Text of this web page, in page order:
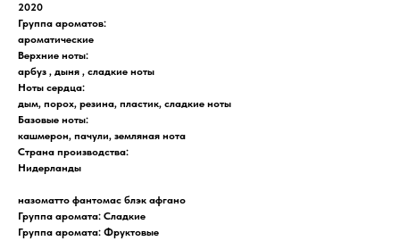
2020
Группа ароматов:
ароматические
Верхние ноты:
арбуз , дыня , сладкие ноты
Ноты сердца:
дым, порох, резина, пластик, сладкие ноты
Базовые ноты:
кашмерон, пачули, земляная нота
Страна производства:
Нидерланды
назоматто фантомас блэк афгано
Группа аромата: Сладкие
Группа аромата: Фруктовые